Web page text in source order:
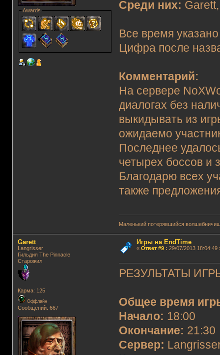
Awards Среди них:
Все время
Цифра после
Комментарий:
На сервере
диалогах без
выкидывать из
ожидаемо
Последнее
четырех боссов и
Благодарю всех
также
Маленький потерявшийся
Garett
Langrisser
Гильдия The Pinnacle
Старожил
Карма: 125
Оффлайн
Сообщений: 667
Игры на EndTime
« Ответ #9: 29/07/2013 18:04:49
РЕЗУЛЬТАТЫ
Общее время
Начало: 18:00
Окончание: 21:30
Сервер: